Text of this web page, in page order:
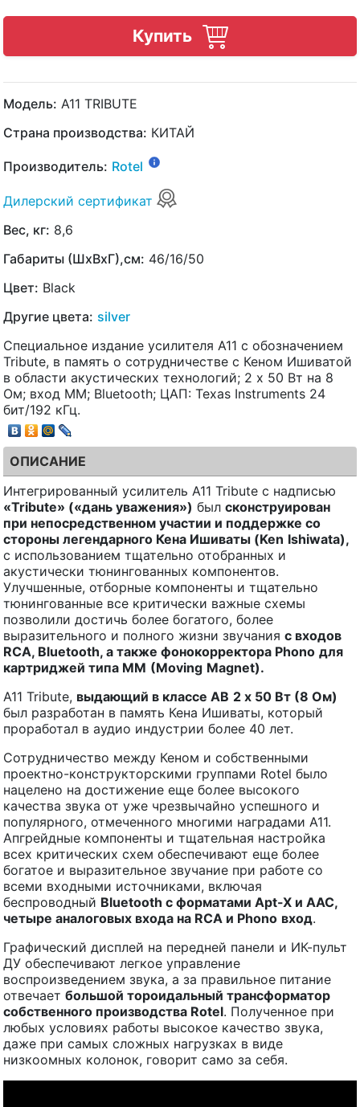
Купить
Модель: A11 TRIBUTE
Страна производства: КИТАЙ
Производитель: Rotel
Дилерский сертификат
Вес, кг: 8,6
Габариты (ШхВхГ),см: 46/16/50
Цвет: Black
Другие цвета: silver
Специальное издание усилителя A11 с обозначением
Tribute, в память о сотрудничестве с Кеном Ишиватой
в области акустических технологий; 2 x 50 Вт на 8
Ом; вход ММ; Bluetooth; ЦАП: Texas Instruments 24
бит/192 кГц.
ОПИСАНИЕ
Интегрированный усилитель A11 Tribute с надписью
«Tribute» («дань уважения») был сконструирован
при непосредственном участии и поддержке со
стороны легендарного Кена Ишиваты (Ken Ishiwata),
с использованием тщательно отобранных и
акустически тюнингованных компонентов.
Улучшенные, отборные компоненты и тщательно
тюнингованные все критически важные схемы
позволили достичь более богатого, более
выразительного и полного жизни звучания с входов
RCA, Bluetooth, а также фонокорректора Phono для
картриджей типа MM (Moving Magnet).
A11 Tribute, выдающий в классе AB 2 х 50 Вт (8 Ом)
был разработан в память Кена Ишиваты, который
проработал в аудио индустрии более 40 лет.
Сотрудничество между Кеном и собственными
проектно-конструкторскими группами Rotel было
нацелено на достижение еще более высокого
качества звука от уже чрезвычайно успешного и
популярного, отмеченного многими наградами A11.
Апгрейдные компоненты и тщательная настройка
всех критических схем обеспечивают еще более
богатое и выразительное звучание при работе со
всеми входными источниками, включая
беспроводный Bluetooth с форматами Apt-X и AAC,
четыре аналоговых входа на RCA и Phono вход.
Графический дисплей на передней панели и ИК-пульт
ДУ обеспечивают легкое управление
воспроизведением звука, а за правильное питание
отвечает большой тороидальный трансформатор
собственного производства Rotel. Полученное при
любых условиях работы высокое качество звука,
даже при самых сложных нагрузках в виде
низкоомных колонок, говорит само за себя.